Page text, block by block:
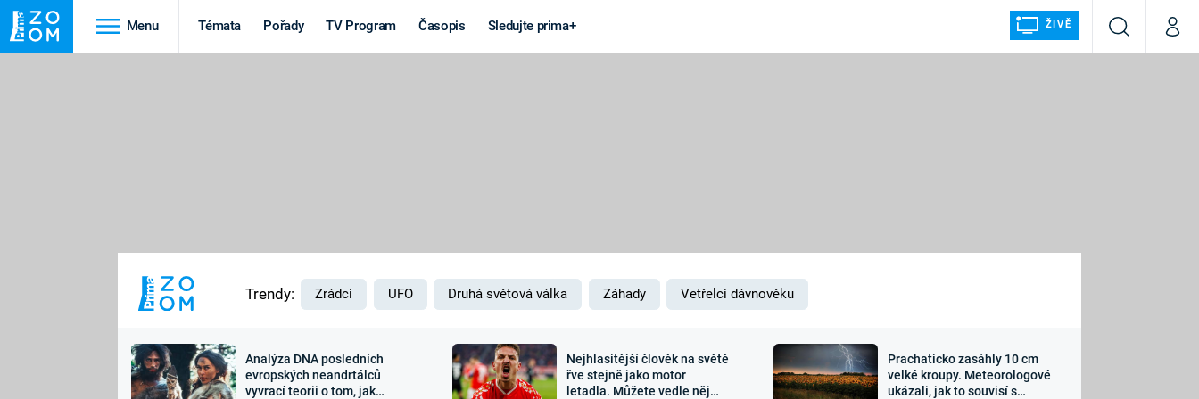
Menu Témata Pořady TV Program Časopis Sledujte prima+ ŽIVĚ
VyhledáváníMůj
MARS
Výročí
Záhady a
Zajímavosti Sledujte nás
Trendy: Zrádci UFO Druhá světová válka Záhady Vetřelci dávnověku
Analýza DNA posledních
evropských neandrtálců
vyvrací teorii o tom, jak
Nejhlasitější člověk na světě
řve stejně jako motor
letadla. Můžete vedle něj
Prachaticko zasáhly 10 cm
velké kroupy. Meteorologové
ukázali, jak to souvisí s